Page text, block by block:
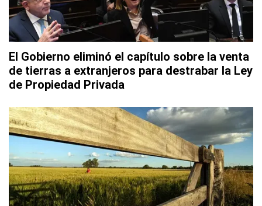
El Gobierno eliminó el capítulo sobre la venta
de tierras a extranjeros para destrabar la Ley
de Propiedad Privada